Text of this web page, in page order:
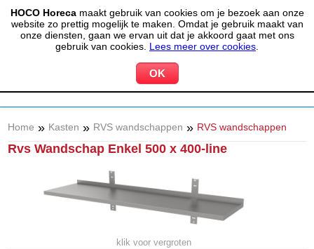
HOCO Horecamaakt gebruik van cookies om je bezoek aan onze
website zo prettig mogelijk te maken. Omdat je gebruik maakt van
onze diensten, gaan we ervan uit dat je akkoord gaat met ons
gebruik van cookies. Lees meer over cookies
(020) 497 6325 info@hocohoreca.nl
MIJN ACCOUNT 0 WINKELWAGEN
Home » Kasten » RVS wandschappen » RVS wandschappen
Rvs Wandschap Enkel 500 x 400-line
klik voor vergroten